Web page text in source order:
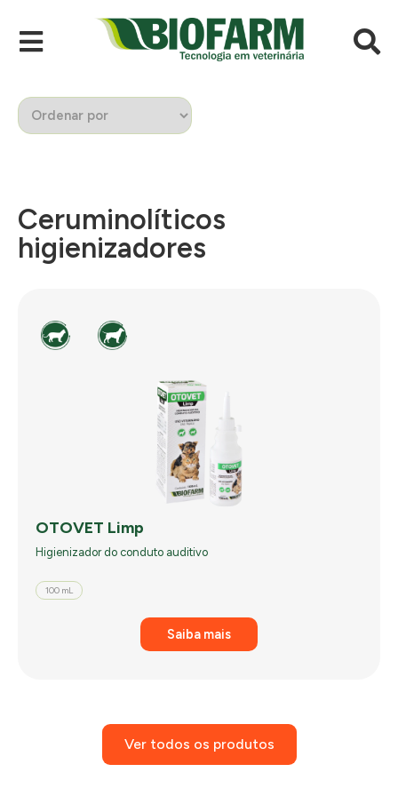
Ceruminolíticos
higienizadores
OTOVET Limp
Higienizador do conduto auditivo
100 mL
Saiba mais
Ver todos os produtos